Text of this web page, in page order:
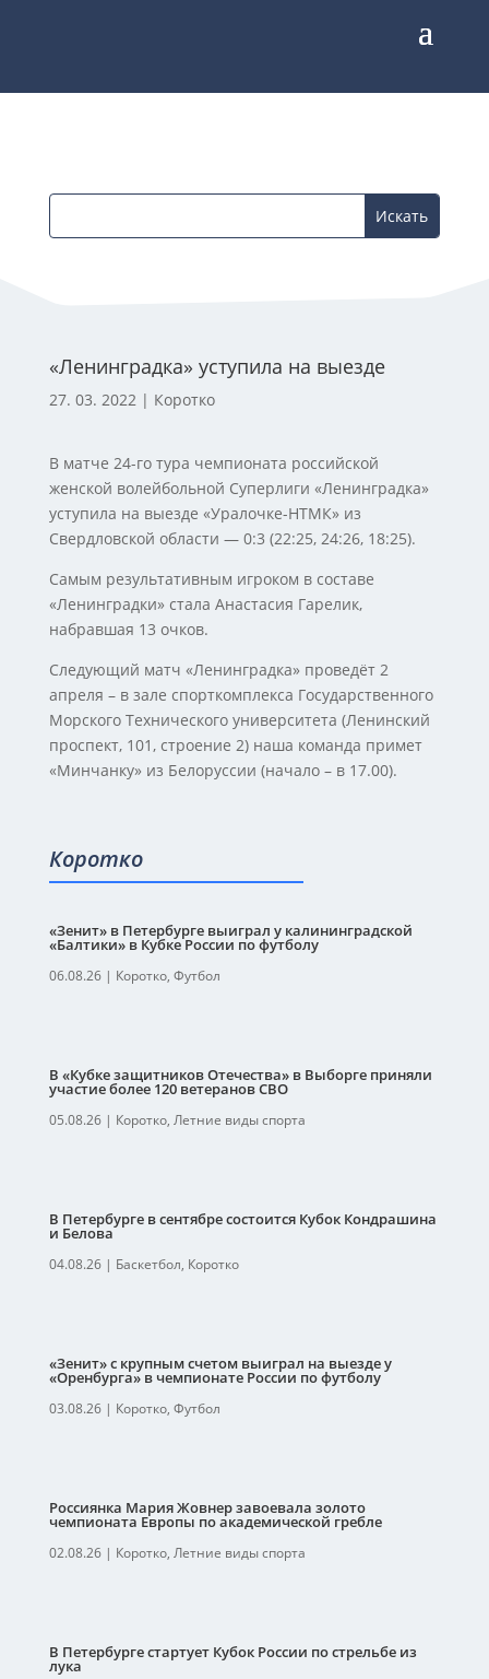
«Ленинградка» уступила на выезде
27. 03. 2022| Коротко
В матче 24-го тура чемпионата российской
женской волейбольной Суперлиги «Ленинградка»
уступила на выезде «Уралочке-НТМК» из
Свердловской области — 0:3 (22:25, 24:26, 18:25).
Самым результативным игроком в составе
«Ленинградки» стала Анастасия Гарелик,
набравшая 13 очков.
Следующий матч «Ленинградка» проведёт 2
апреля – в зале спорткомплекса Государственного
Морского Технического университета (Ленинский
проспект, 101, строение 2) наша команда примет
«Минчанку» из Белоруссии (начало – в 17.00).
Коротко
«Зенит» в Петербурге выиграл у калининградской
«Балтики» в Кубке России по футболу
06.08.26| Коротко, Футбол
В «Кубке защитников Отечества» в Выборге приняли
участие более 120 ветеранов СВО
05.08.26| Коротко, Летние виды спорта
В Петербурге в сентябре состоится Кубок Кондрашина
и Белова
04.08.26| Баскетбол, Коротко
«Зенит» с крупным счетом выиграл на выезде у
«Оренбурга» в чемпионате России по футболу
03.08.26| Коротко, Футбол
Россиянка Мария Жовнер завоевала золото
чемпионата Европы по академической гребле
02.08.26| Коротко, Летние виды спорта
В Петербурге стартует Кубок России по стрельбе из
лука